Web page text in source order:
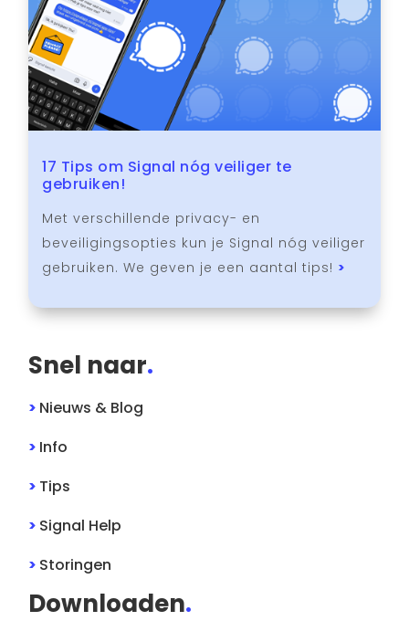
17 Tips om Signal nóg veiliger te
gebruiken!
Met verschillende privacy- en
beveiligingsopties kun je Signal nóg veiliger
gebruiken. We geven je een aantal tips! >
Snel naar.
> Nieuws & Blog
> Info
> Tips
> Signal Help
> Storingen
Downloaden.